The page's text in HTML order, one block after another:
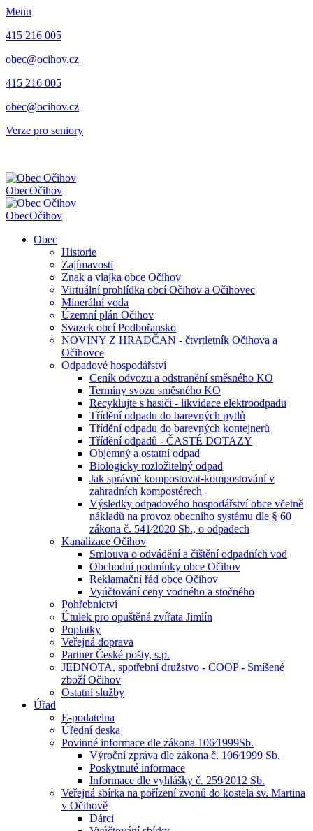
Menu
415 216 005
obec@ocihov.cz
415 216 005
obec@ocihov.cz
Verze pro seniory
ObecOčihov
ObecOčihov
Obec
Historie
Zajímavosti
Znak a vlajka obce Očihov
Virtuální prohlídka obcí Očihov a Očihovec
Minerální voda
Územní plán Očihov
Svazek obcí Podbořansko
NOVINY Z HRADČAN - čtvrtletník Očihova a
Očihovce
Odpadové hospodářství
Ceník odvozu a odstranění směsného KO
Termíny svozu směsného KO
Recyklujte s hasiči - likvidace elektroodpadu
Třídění odpadu do barevných pytlů
Třídění odpadu do barevných kontejnerů
Třídění odpadů - ČASTÉ DOTAZY
Objemný a ostatní odpad
Biologicky rozložitelný odpad
Jak správně kompostovat-kompostování v
zahradních kompostérech
Výsledky odpadového hospodářství obce včetně
nákladů na provoz obecního systému dle § 60
zákona č. 541⁄2020 Sb., o odpadech
Kanalizace Očihov
Smlouva o odvádění a čištění odpadních vod
Obchodní podmínky obce Očihov
Reklamační řád obce Očihov
Vyúčtování ceny vodného a stočného
Pohřebnictví
Útulek pro opuštěná zvířata Jimlín
Poplatky
Veřejná doprava
Partner České pošty, s.p.
JEDNOTA, spotřební družstvo - COOP - Smíšené
zboží Očihov
Ostatní služby
Úřad
E-podatelna
Úřední deska
Povinné informace dle zákona 106⁄1999Sb.
Výroční zpráva dle zákona č. 106⁄1999 Sb.
Poskytnuté informace
Informace dle vyhlášky č. 259⁄2012 Sb.
Veřejná sbírka na pořízení zvonů do kostela sv. Martina
v Očihově
Dárci